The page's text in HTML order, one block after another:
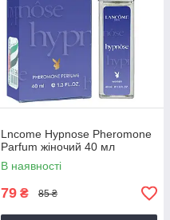
Lncome Hypnose Pheromone
Parfum жіночий 40 мл
В наявності
79 ₴ 85 ₴